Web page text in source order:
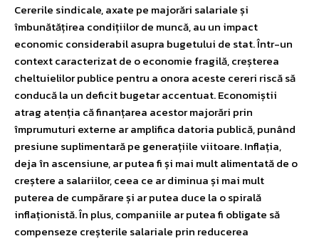
Cererile sindicale, axate pe majorări salariale și
îmbunătățirea condițiilor de muncă, au un impact
economic considerabil asupra bugetului de stat. Într-un
context caracterizat de o economie fragilă, creșterea
cheltuielilor publice pentru a onora aceste cereri riscă să
conducă la un deficit bugetar accentuat. Economiștii
atrag atenția că finanțarea acestor majorări prin
împrumuturi externe ar amplifica datoria publică, punând
presiune suplimentară pe generațiile viitoare. Inflația,
deja în ascensiune, ar putea fi și mai mult alimentată de o
creștere a salariilor, ceea ce ar diminua și mai mult
puterea de cumpărare și ar putea duce la o spirală
inflaționistă. În plus, companiile ar putea fi obligate să
compenseze creșterile salariale prin reducerea